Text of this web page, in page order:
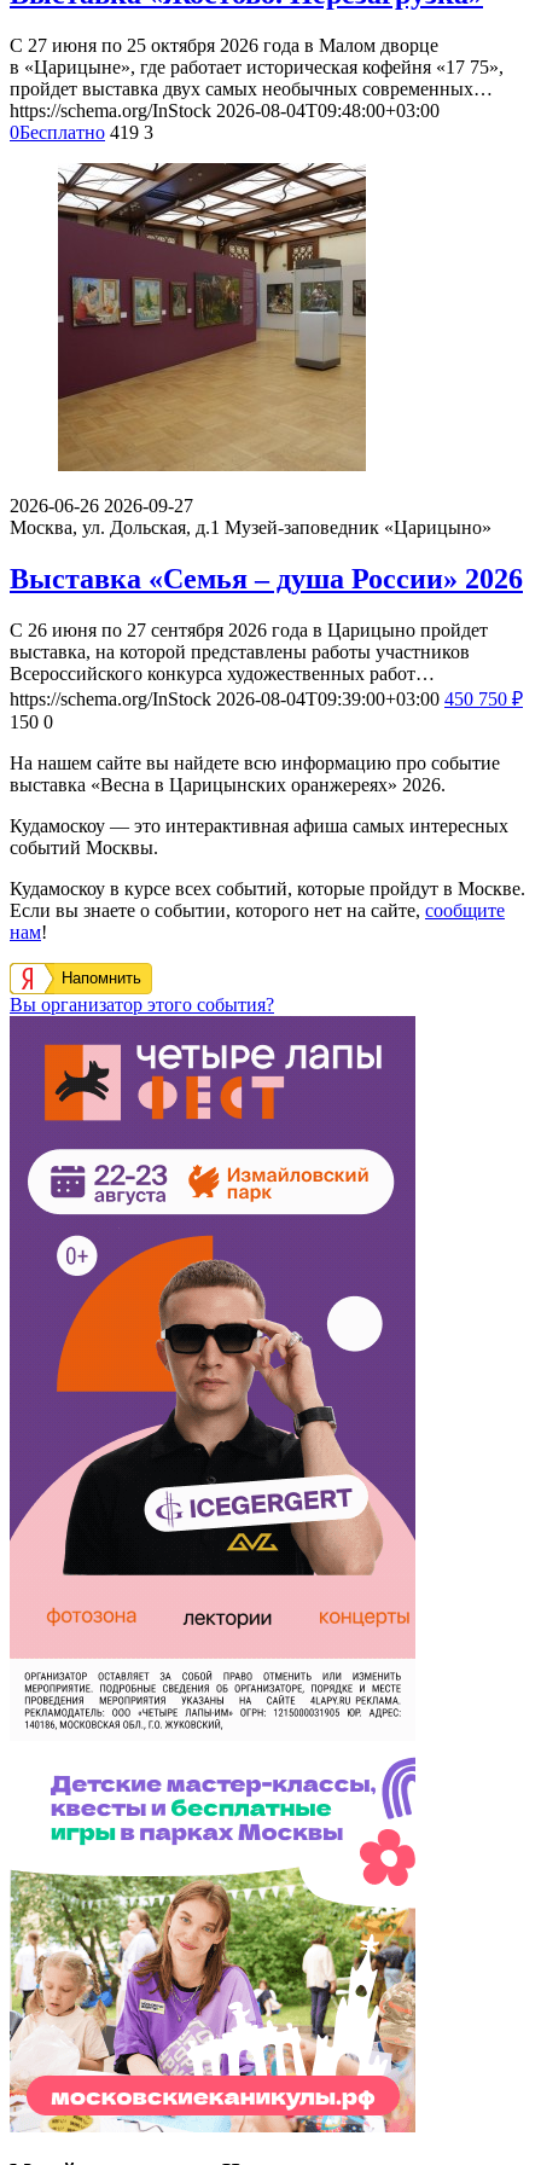
С 27 июня по 25 октября 2026 года в Малом дворце
в «Царицыне», где работает историческая кофейня «17 75»,
пройдет выставка двух самых необычных современных…
https://schema.org/InStock 2026-08-04T09:48:00+03:00
0Бесплатно 419 3
2026-06-26 2026-09-27
Москва, ул. Дольская, д.1 Музей-заповедник «Царицыно»
Выставка «Семья – душа России» 2026
С 26 июня по 27 сентября 2026 года в Царицыно пройдет
выставка, на которой представлены работы участников
Всероссийского конкурса художественных работ…
https://schema.org/InStock 2026-08-04T09:39:00+03:00 450 750 ₽
150 0
На нашем сайте вы найдете всю информацию про событие
выставка «Весна в Царицынских оранжереях» 2026.
Кудамоскоу — это интерактивная афиша самых интересных
событий Москвы.
Кудамоскоу в курсе всех событий, которые пройдут в Москве.
Если вы знаете о событии, которого нет на сайте, сообщите
нам!
Напомнить
Вы организатор этого события?